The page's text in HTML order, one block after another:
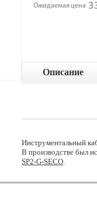
Ожидаемая цена
Описание
Инструментальный
В производстве был
SP2-G-SECO.